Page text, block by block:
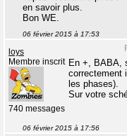
en savoir plus.
Bon WE.
06 février 2015 à 17:53
loys
Membre inscrit
740 messages
En +, BABA,
correctement
les phases).
Sur votre
06 février 2015 à 17:56